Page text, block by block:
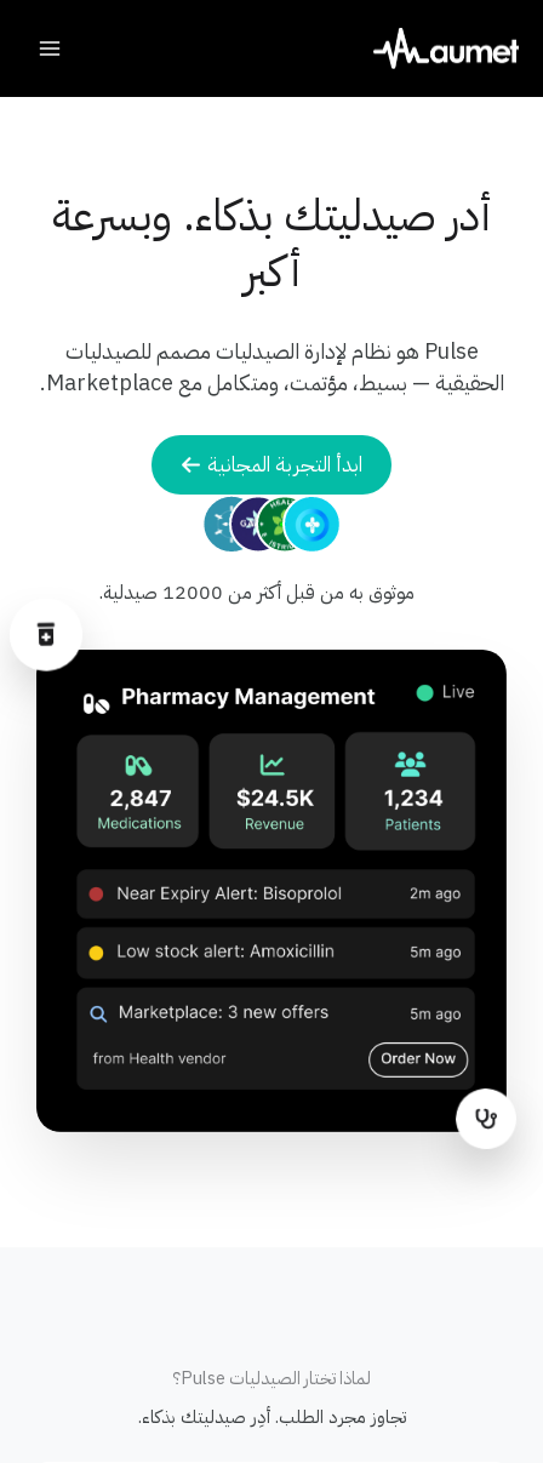
content
أدر صيدليتك بذكاء. وبسرعة
أكبر
Pulse هو نظام لإدارة الصيدليات مصمم للصيدليات
الحقيقية — بسيط، مؤتمت، ومتكامل مع Marketplace.
ابدأ التجربة المجانية
موثوق به من قبل أكثر من 12000 صيدلية.
لماذا تختار الصيدليات Pulse؟
تجاوز مجرد الطلب. أدِر صيدليتك بذكاء.